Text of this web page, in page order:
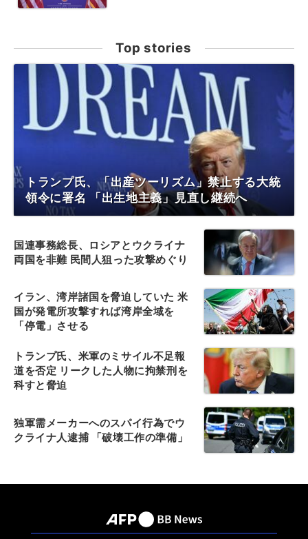
Top stories
トランプ氏、「出産ツーリズム」禁止する大統
領令に署名 「出生地主義」見直し継続へ
国連事務総長、ロシアとウクライナ
両国を非難 民間人狙った攻撃めぐり
イラン、湾岸諸国を脅迫していた 米
国が発電所攻撃すれば湾岸全域を
「停電」させる
トランプ氏、米軍のミサイル不足報
道を否定 リークした人物に拘禁刑を
科すと脅迫
独軍需メーカーへのスパイ行為でウ
クライナ人逮捕 「破壊工作の準備」